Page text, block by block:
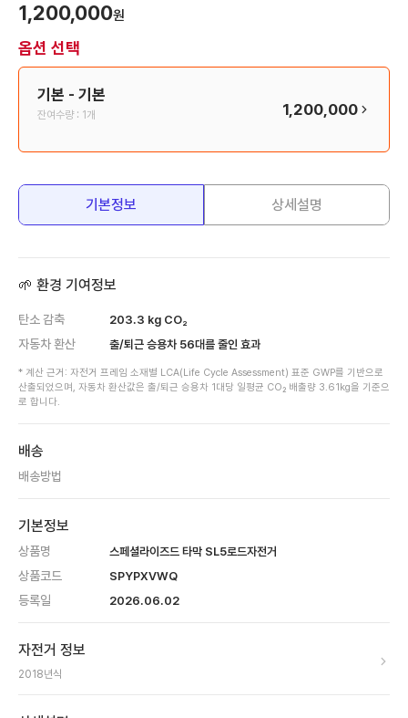
1,200,000원
옵션 선택
기본 - 기본
잔여수량 : 1개 1,200,000
기본정보 상세설명
🌱 환경 기여정보
탄소 감축 203.3 kg CO₂
자동차 환산 출/퇴근 승용차 56대를 줄인 효과
* 계산 근거: 자전거 프레임 소재별 LCA(Life Cycle Assessment) 표준 GWP를 기반으로
산출되었으며, 자동차 환산값은 출/퇴근 승용차 1대당 일평균 CO₂ 배출량 3.61kg을 기준으
로 합니다.
배송
배송방법
기본정보
상품명 스페셜라이즈드 타막 SL5로드자전거
상품코드 SPYPXVWQ
등록일 2026.06.02
자전거 정보
2018년식